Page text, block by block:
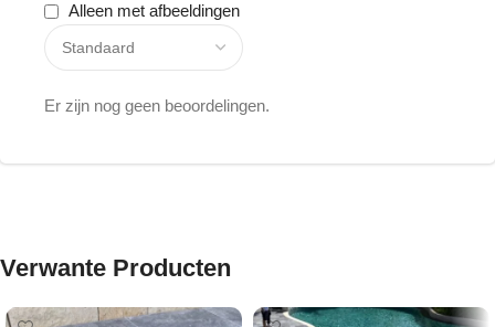
Alleen met afbeeldingen
Er zijn nog geen beoordelingen.
Verwante Producten